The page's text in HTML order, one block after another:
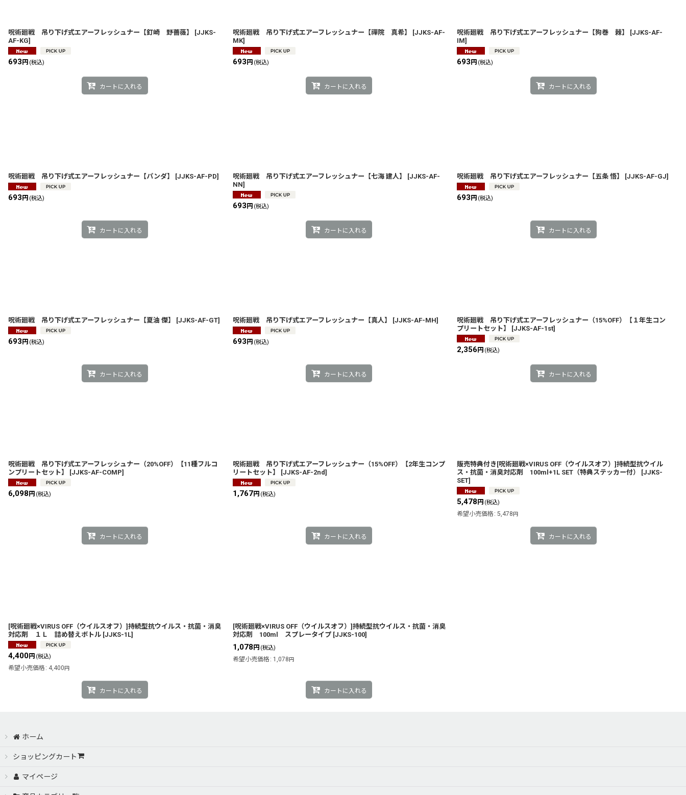
呪術廻戦 吊り下げ式エアーフレッシュナー【釘崎 野薔薇】 [JJKS-
AF-KG]
693 円 (税込)
カートに入れる
呪術廻戦 吊り下げ式エアーフレッシュナー【禪院 真希】 [JJKS-AF-
MK]
693 円 (税込)
カートに入れる
呪術廻戦 吊り下げ式エアーフレッシュナー【狗巻 棘】 [JJKS-AF-
IM]
693 円 (税込)
カートに入れる
呪術廻戦 吊り下げ式エアーフレッシュナー【パンダ】 [JJKS-AF-PD]
693 円 (税込)
カートに入れる
呪術廻戦 吊り下げ式エアーフレッシュナー【七海 建人】 [JJKS-AF-
NN]
693 円 (税込)
カートに入れる
呪術廻戦 吊り下げ式エアーフレッシュナー【五条 悟】 [JJKS-AF-GJ]
693 円 (税込)
カートに入れる
呪術廻戦 吊り下げ式エアーフレッシュナー【夏油 傑】 [JJKS-AF-GT]
693 円 (税込)
カートに入れる
呪術廻戦 吊り下げ式エアーフレッシュナー【真人】 [JJKS-AF-MH]
693 円 (税込)
カートに入れる
呪術廻戦 吊り下げ式エアーフレッシュナー（15%OFF）【１年生コン
プリートセット】
[JJKS-AF-1st]
2,356 円 (税込)
カートに入れる
呪術廻戦 吊り下げ式エアーフレッシュナー（20%OFF）【11種フルコ
ンプリートセット】
[JJKS-AF-COMP]
6,098 円 (税込)
カートに入れる
呪術廻戦 吊り下げ式エアーフレッシュナー（15%OFF）【2年生コンプ
リートセット】
[JJKS-AF-2nd]
1,767円 (税込)
カートに入れる
販売特典付き[呪術廻戦×VIRUS OFF（ウイルスオフ）]持続型抗ウイル
ス・抗菌・消臭対応剤 100ml+1L SET（特典ステッカー付）
[JJKS-
SET]
5,478 円 (税込)
希望小売価格 : 5,478円
カートに入れる
[呪術廻戦×VIRUS OFF（ウイルスオフ）]持続型抗ウイルス・抗菌・消臭
対応剤 １Ｌ 詰め替えボトル [JJKS-1L]
4,400円 (税込)
希望小売価格 : 4,400 円
カートに入れる
[呪術廻戦×VIRUS OFF（ウイルスオフ）]持続型抗ウイルス・抗菌・消臭
対応剤 100ml スプレータイプ [JJKS-100]
1,078 円 (税込)
希望小売価格 : 1,078 円
カートに入れる
ホーム
ショッピングカート
マイページ